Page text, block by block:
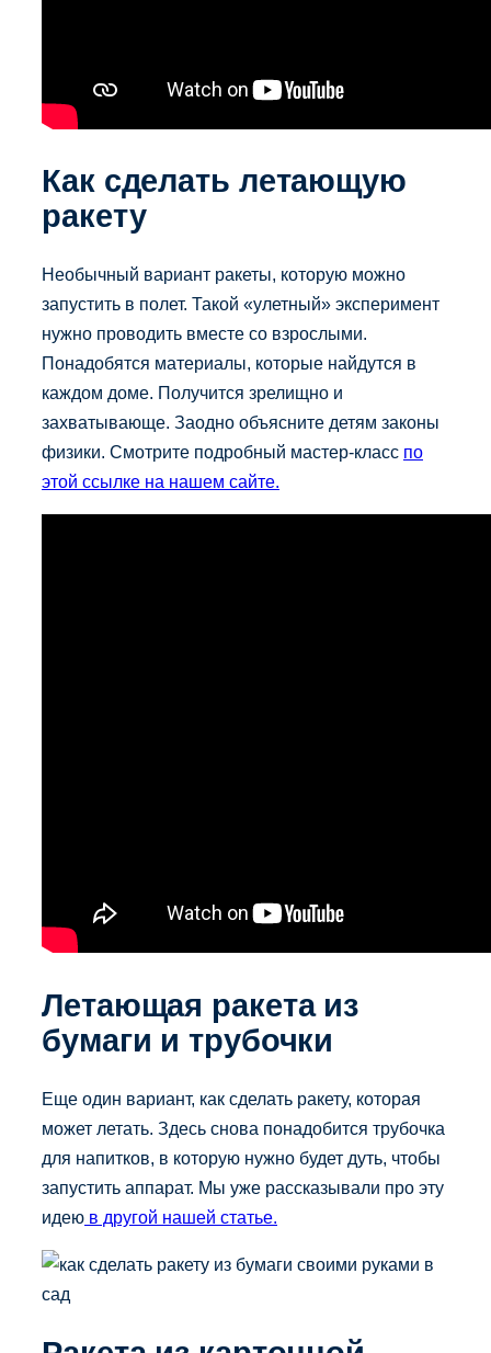
Как сделать летающую
ракету
Необычный вариант ракеты, которую можно
запустить в полет. Такой «улетный» эксперимент
нужно проводить вместе со взрослыми.
Понадобятся материалы, которые найдутся в
каждом доме. Получится зрелищно и
захватывающе. Заодно объясните детям законы
физики. Смотрите подробный мастер-класс по
этой ссылке на нашем сайте.
Летающая ракета из
бумаги и трубочки
Еще один вариант, как сделать ракету, которая
может летать. Здесь снова понадобится трубочка
для напитков, в которую нужно будет дуть, чтобы
запустить аппарат. Мы уже рассказывали про эту
идею в другой нашей статье.